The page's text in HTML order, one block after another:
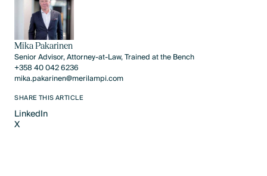
Mika Pakarinen
Senior Advisor, Attorney-at-Law, Trained at the Bench
+358 40 042 6236
mika.pakarinen@merilampi.com
SHARE THIS ARTICLE
LinkedIn
LinkedIn
X